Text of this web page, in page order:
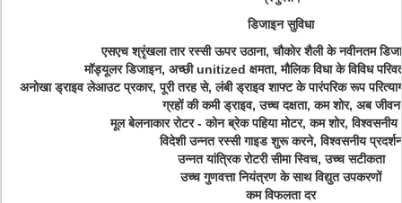
डिजाइन सुविधा
एसएच श्रृंखला तार रस्सी ऊपर उठाना, चौकोर शैली के नवीनतम
मॉड्यूलर डिजाइन, अच्छी unitized क्षमता, मौलिक विधा के विविध
अनोखा ड्राइव लेआउट प्रकार, पूरी तरह से, लंबी ड्राइव शाफ्ट के पारंपरिक रूप
ग्रहों की कमी ड्राइव, उच्च दक्षता, कम शोर, अब जीवन
मूल बेलनाकार रोटर - कोन ब्रेक पहिया मोटर, कम शोर, विश्वसनीय
विदेशी उन्नत रस्सी गाइड शुरू करने, विश्वसनीय प्रदर्शन
उन्नत यांत्रिक रोटरी सीमा स्विच, उच्च सटीकता
उच्च गुणवत्ता नियंत्रण के साथ विद्युत उपकरणों
कम विफलता दर